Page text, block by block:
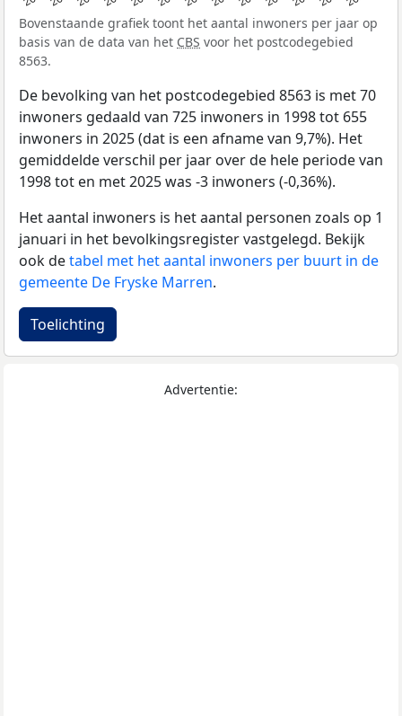
Bovenstaande grafiek toont het aantal inwoners per jaar op
basis van de data van het CBS voor het postcodegebied
8563.
De bevolking van het postcodegebied 8563 is met 70
inwoners gedaald van 725 inwoners in 1998 tot 655
inwoners in 2025 (dat is een afname van 9,7%). Het
gemiddelde verschil per jaar over de hele periode van
1998 tot en met 2025 was -3 inwoners (-0,36%).
Het aantal inwoners is het aantal personen zoals op 1
januari in het bevolkingsregister vastgelegd. Bekijk
ook detabel met het aantal inwoners per buurt in de
gemeente De Fryske Marren.
Toelichting
Advertentie: